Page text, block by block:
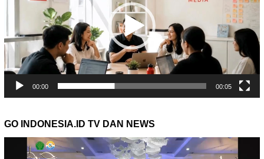
00:00 00:05
GO INDONESIA.ID TV DAN NEWS
Pemutar